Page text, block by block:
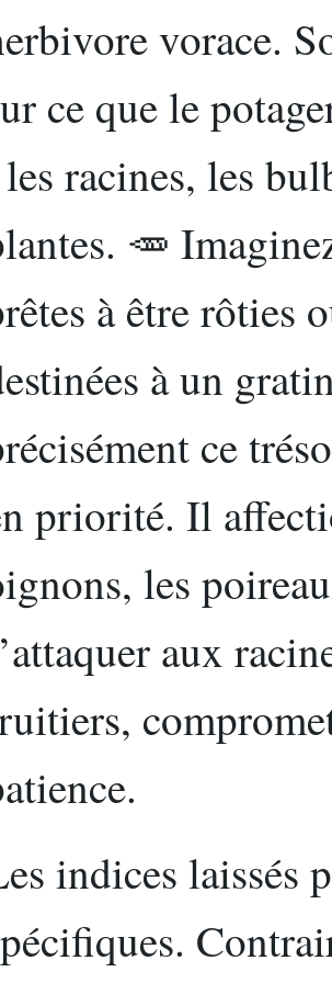
vorace.
ce que le
racines, les
🥕
à être rôties
à un
ce
priorité. Il
les
aux
indices laissés